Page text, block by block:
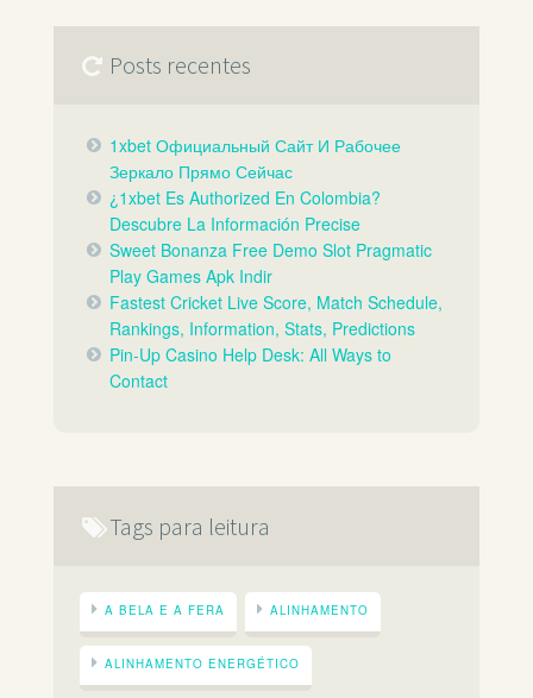
Posts recentes
1xbet Официальный Сайт И Рабочее
Зеркало Прямо Сейчас️
¿1xbet Es Authorized En Colombia?
Descubre La Información Precise
Sweet Bonanza Free Demo Slot Pragmatic
Play Games Apk Indir
Fastest Cricket Live Score, Match Schedule,
Rankings, Information, Stats, Predictions
Pin-Up Casino Help Desk: All Ways to
Contact
Tags para leitura
A BELA E A FERA ALINHAMENTO
ALINHAMENTO ENERGÉTICO